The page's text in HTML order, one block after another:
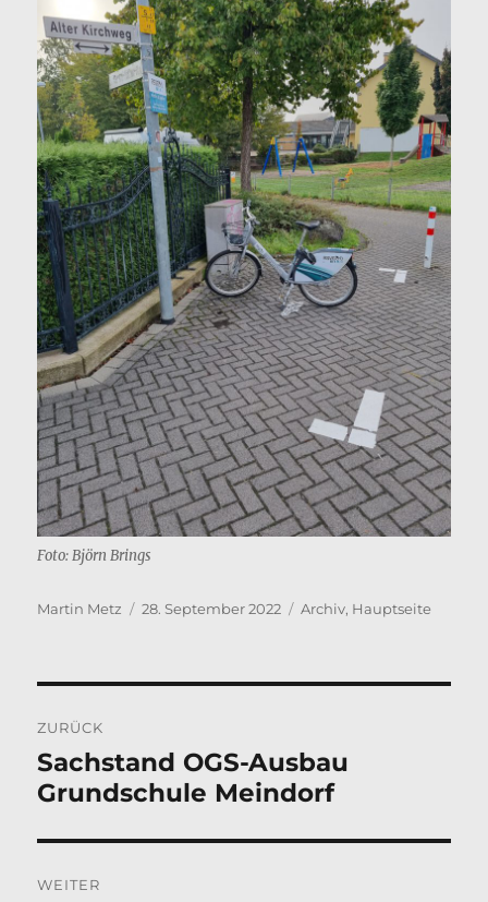
Foto: Björn Brings
Autor
Martin Metz
Veröffentlicht
28. September 2022 Kategorien
Archiv, Hauptseite
ZURÜCK
Vorheriger
Beitrag:
Sachstand OGS-Ausbau
Grundschule Meindorf
WEITER